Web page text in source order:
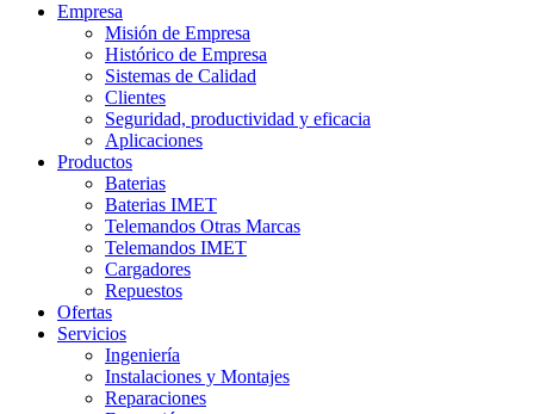
Empresa
Misión de Empresa
Histórico de Empresa
Sistemas de Calidad
Clientes
Seguridad, productividad y eficacia
Aplicaciones
Productos
Baterias
Baterias IMET
Telemandos Otras Marcas
Telemandos IMET
Cargadores
Repuestos
Ofertas
Servicios
Ingeniería
Instalaciones y Montajes
Reparaciones